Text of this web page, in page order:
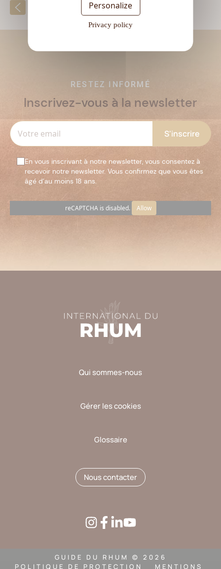
Retour à la liste
RESTEZ INFORMÉ
Inscrivez-vous à la newsletter
En vous inscrivant à notre newsletter, vous consentez à
recevoir notre newsletter. Vous confirmez que vous êtes
âgé d’au moins 18 ans.
reCAPTCHA is disabled. Allow
vide.
Qui sommes-nous
Gérer les cookies
Glossaire
Nous contacter
GUIDE DU RHUM © 2026
POLITIQUE DE PROTECTION
MENTIONS
Personalize
Privacy policy